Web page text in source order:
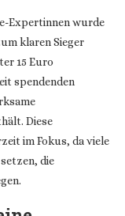
Expertinnen wurde
klaren Sieger
15 Euro
spendenden
Diese
im Fokus, da viele
die